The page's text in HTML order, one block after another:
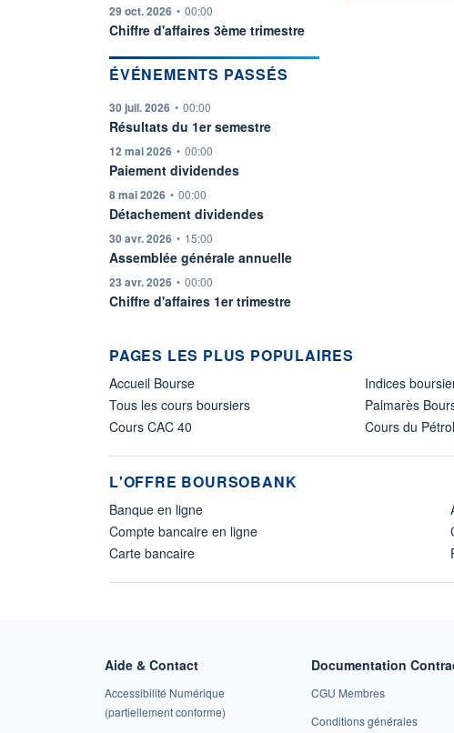
information fournie par
29 oct. 2026 • 00:00
Chiffre d'affaires 3ème trimestre
ÉVÉNEMENTS PASSÉS
information fournie par
30 juil. 2026 • 00:00
Résultats du 1er semestre
information fournie par
12 mai 2026 • 00:00
Paiement dividendes
information fournie par
8 mai 2026 • 00:00
Détachement dividendes
information fournie par
30 avr. 2026 • 15:00
Assemblée générale annuelle
information fournie par
23 avr. 2026 • 00:00
Chiffre d'affaires 1er trimestre
PAGES LES PLUS POPULAIRES
Accueil Bourse
Tous les cours boursiers
Cours CAC 40
Indices
Palmarès
Cours du
L'OFFRE BOURSOBANK
Banque en ligne
Compte bancaire en ligne
Carte bancaire
Aide & Contact
Accessibilité Numérique
(partiellement conforme)
Documentation
CGU Membres
Conditions générales